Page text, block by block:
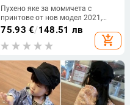
Пухено яке за момичета с
принтове от нов модел 2021,
средна дължина, с анимационен
принт, удебелено, с графити, за
средни и големи деца, продажба
75.93 €/148.51 лв
add_shopping_cart